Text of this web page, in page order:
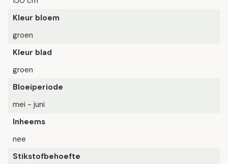
Kleur bloem
groen
Kleur blad
groen
Bloeiperiode
mei - juni
Inheems
nee
Stikstofbehoefte